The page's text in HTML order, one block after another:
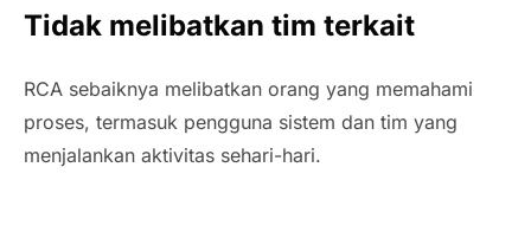
Tidak melibatkan tim terkait
RCA sebaiknya melibatkan orang yang memahami
proses, termasuk pengguna sistem dan tim yang
menjalankan aktivitas sehari-hari.